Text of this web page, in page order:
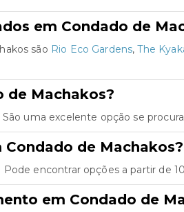
em Condado de
são Rio Eco Gardens,The
de Machakos?
uma excelente opção se
de Machakos?
encontrar opções a partir de
em Condado de